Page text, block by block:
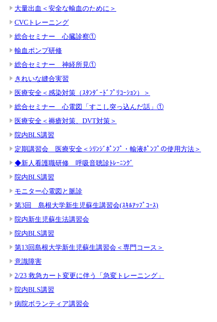
大量出血＜安全な輸血のために＞
CVCトレーニング
総合セミナー 心臓診察①
輸血ポンプ研修
総合セミナー 神経所見①
きれいな縫合実習
医療安全＜感染対策（ｽﾀﾝﾀﾞｰﾄﾞﾌﾟﾘｺｰｼｮﾝ）＞
総合セミナー 心電図「すこし突っ込んだ話」①
医療安全＜褥瘡対策、DVT対策＞
院内BLS講習
定期講習会 医療安全＜ｼﾘﾝｼﾞﾎﾟﾝﾌﾟ・輸液ﾎﾟﾝﾌﾟの使用方法＞
◆新人看護職研修 呼吸音聴診ﾄﾚｰﾆﾝｸﾞ
院内BLS講習
モニター心電図と脈診
第3回 島根大学新生児蘇生講習会(ｽｷﾙｱｯﾌﾟｺｰｽ)
院内新生児蘇生法講習会
院内BLS講習
第13回島根大学新生児蘇生講習会＜専門コース＞
意識障害
2/23 救急カート変更に伴う「急変トレーニング」
院内BLS講習
病院ボランティア講習会